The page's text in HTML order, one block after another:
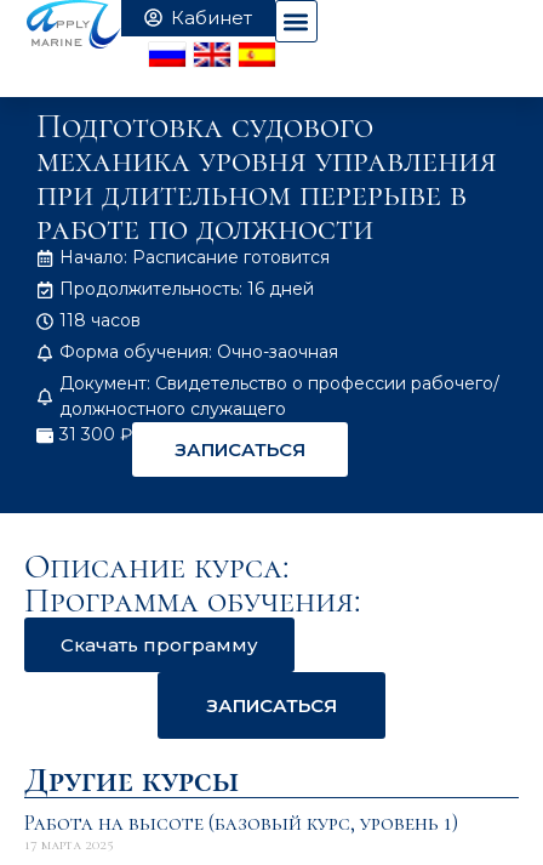
Подготовка судового
механика уровня управления
при длительном перерыве в
работе по должности
Начало: Расписание готовится
Продолжительность: 16 дней
118 часов
Форма обучения: Очно-заочная
Документ: Свидетельство о профессии рабочего/
должностного служащего
31 300 ₽
ЗАПИСАТЬСЯ
Описание курса:
Программа обучения:
Скачать программу
ЗАПИСАТЬСЯ
Другие курсы
Работа на высоте (базовый курс, уровень 1)
17 марта 2025